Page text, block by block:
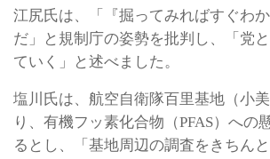
江尻氏は、「『掘ってみればすぐわ
だ」と規制庁の姿勢を批判し、「党
ていく」と述べました。
塩川氏は、航空自衛隊百里基地（小
り、有機フッ素化合物（PFAS）への
るとし、「基地周辺の調査をきちん